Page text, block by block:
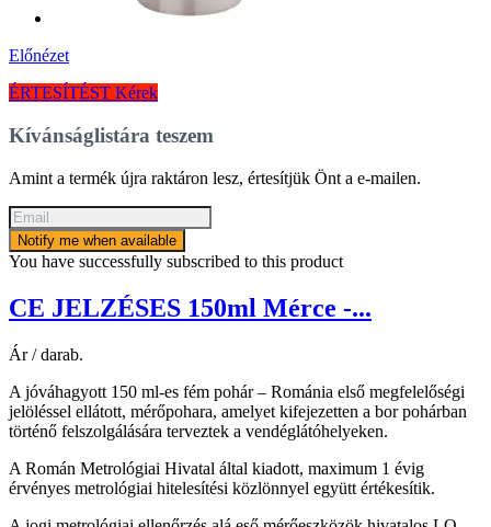
Előnézet
ÉRTESÍTÉST Kérek
Kívánságlistára teszem
Amint a termék újra raktáron lesz, értesítjük Önt a e-mailen.
Notify me when available
You have successfully subscribed to this product
CE JELZÉSES 150ml Mérce -...
Ár / darab.
A jóváhagyott 150 ml-es fém pohár – Románia első megfelelőségi
jelöléssel ellátott, mérőpohara, amelyet kifejezetten a bor pohárban
történő felszolgálására terveztek a vendéglátóhelyeken.
A Román Metrológiai Hivatal által kiadott, maximum 1 évig
érvényes metrológiai hitelesítési közlönnyel együtt értékesítik.